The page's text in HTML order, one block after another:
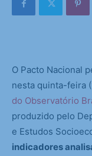
O Pacto Nacional
nesta quinta-feira
do Observatório
produzido pelo
e Estudos
indicadores